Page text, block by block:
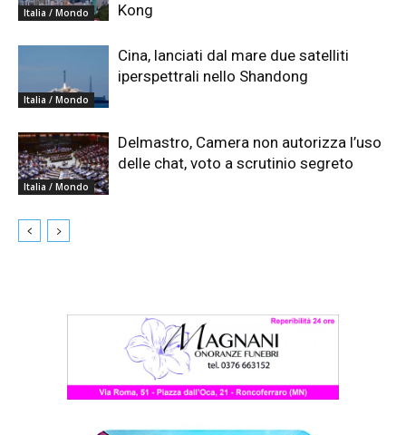
Italia / Mondo
Kong
Italia / Mondo
Cina, lanciati dal mare due satelliti
iperspettrali nello Shandong
Italia / Mondo
Delmastro, Camera non autorizza l’uso
delle chat, voto a scrutinio segreto